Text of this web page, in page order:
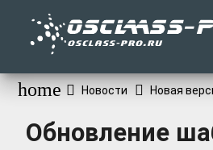
home Новости Новая
Обновление